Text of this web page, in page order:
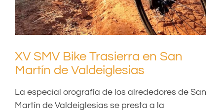
XV SMV Bike Trasierra en San
Martín de Valdeiglesias
La especial orografía de los alrededores de San
Martín de Valdeiglesias se presta a la